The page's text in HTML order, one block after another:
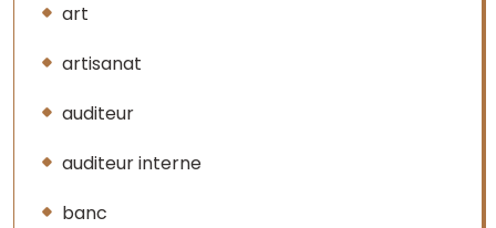
art
artisanat
auditeur
auditeur interne
banc